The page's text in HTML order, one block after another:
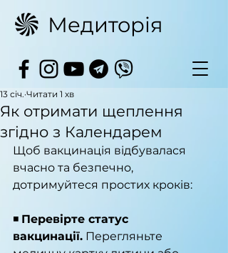
Медиторія
Як отримати щеплення
згідно з Календарем
13 січ. Читати 1 хв
Щоб вакцинація відбувалася
вчасно та безпечно,
дотримуйтеся простих кроків:
◾️ Перевірте статус
вакцинації. Перегляньте